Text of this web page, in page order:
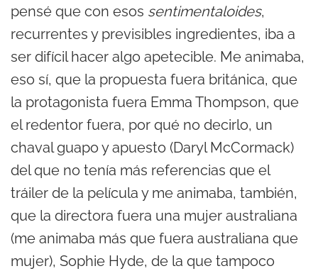
pensé que con esos sentimentaloides,
recurrentes y previsibles ingredientes, iba a
ser difícil hacer algo apetecible. Me animaba,
eso sí, que la propuesta fuera británica, que
la protagonista fuera Emma Thompson, que
el redentor fuera, por qué no decirlo, un
chaval guapo y apuesto (Daryl McCormack)
del que no tenía más referencias que el
tráiler de la película y me animaba, también,
que la directora fuera una mujer australiana
(me animaba más que fuera australiana que
mujer), Sophie Hyde, de la que tampoco